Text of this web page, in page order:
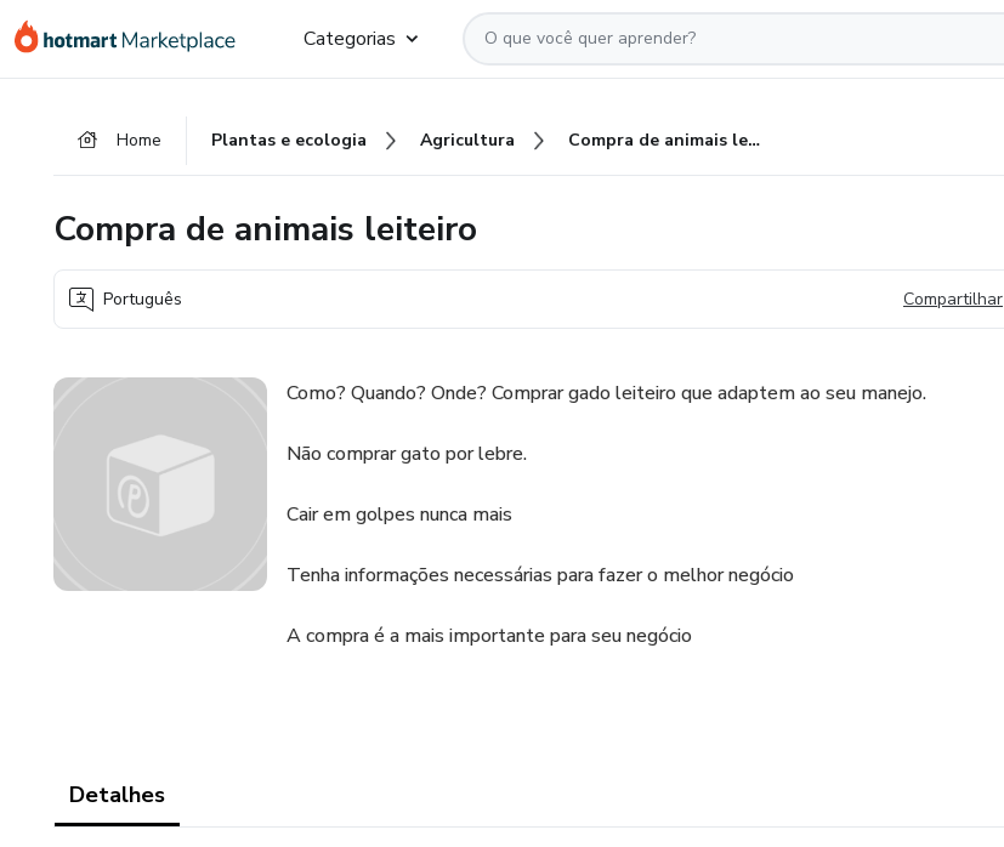
para
para
para
Categorias
Home Plantas e ecologia Agricultura Compra de animais leiteiro
Compra de animais leiteiro
Português Compartilhar
Como? Quando? Onde? Comprar gado leiteiro que adaptem ao seu manejo.
Não comprar gato por lebre.
Cair em golpes nunca mais
Tenha informações necessárias para fazer o melhor negócio
A compra é a mais importante para seu negócio
Detalhes